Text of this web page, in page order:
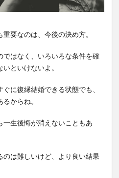
要なのは、今後の決め方。
ではなく、いろいろな条件を確
といけないよ。
に復縁結婚できる状態でも、
からね。
一生後悔が消えないこともあ
のは難しいけど、より良い結果